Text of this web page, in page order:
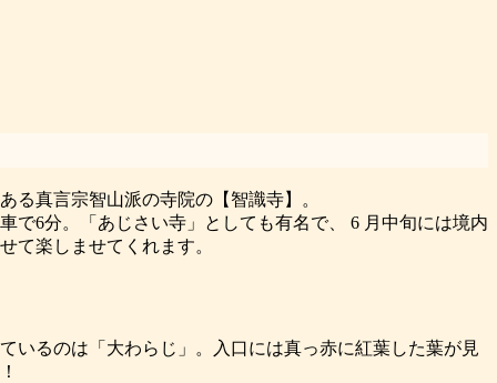
る真言宗智山派の寺院の【智識寺】。
で6分。「あじさい寺」としても有名で、 6 月中旬には境内
て楽しませてくれます。
いるのは「大わらじ」。入口には真っ赤に紅葉した葉が見